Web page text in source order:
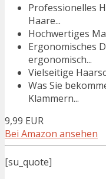
Professionelles
Haare...
Hochwertiges
Ergonomisches
ergonomisch...
Vielseitige
Was Sie
Klammern...
9,99 EUR
Bei Amazon ansehen
[su_quote]